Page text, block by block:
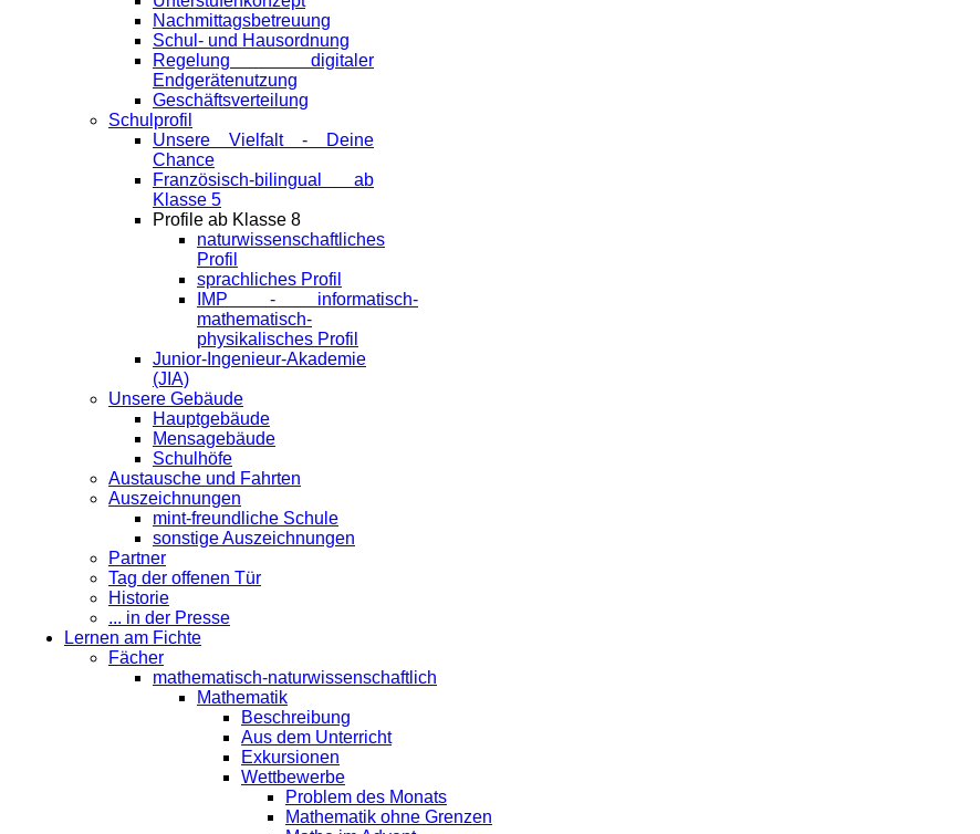
Nachmittagsbetreuung
Schul- und Hausordnung
Regelung digitaler
Endgeräte­nutzung
Geschäftsverteilung
Schulprofil
Unsere Vielfalt - Deine
Chance
Französisch-bilingual ab
Klasse 5
Profile ab Klasse 8
naturwissenschaftliches
Profil
sprachliches Profil
IMP - informatisch-
mathematisch-
physikalisches Profil
Junior-Ingenieur-Akademie
(JIA)
Unsere Gebäude
Hauptgebäude
Mensagebäude
Schulhöfe
Austausche und Fahrten
Auszeichnungen
mint-freundliche Schule
sonstige Auszeichnungen
Partner
Tag der offenen Tür
Historie
... in der Presse
Lernen am Fichte
Fächer
mathematisch-naturwissenschaftlich
Mathematik
Beschreibung
Aus dem Unterricht
Exkursionen
Wettbewerbe
Problem des Monats
Mathematik ohne Grenzen